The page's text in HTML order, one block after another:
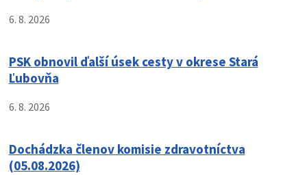
6. 8. 2026
PSK obnovil ďalší úsek cesty v okrese Stará
Ľubovňa
6. 8. 2026
Dochádzka členov komisie zdravotníctva
(05.08.2026)